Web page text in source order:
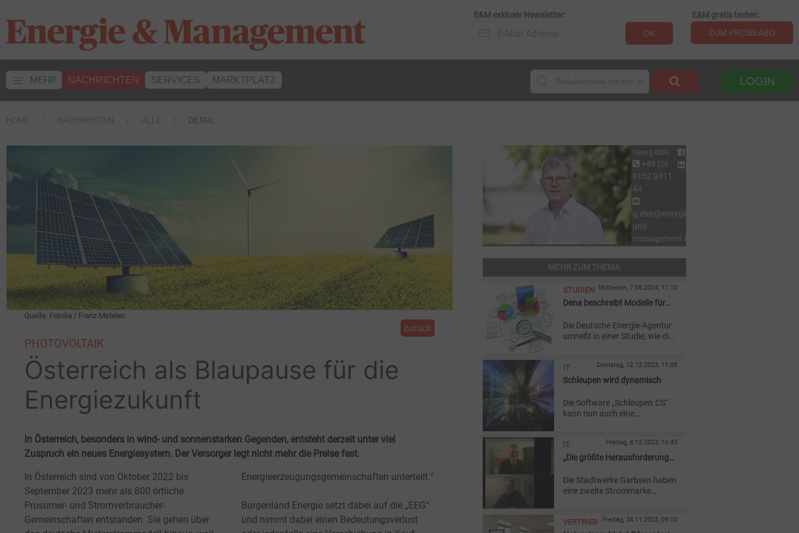
E&M exklusiv Newsletter:
OK
E&M gratis testen:
ZUM PROBEABO
MEHR NACHRICHTEN SERVICES MARKTPLATZ LOGIN
DETAIL
Quelle: Fotolia / Franz Metelec
zurück
PHOTOVOLTAIK
Österreich als Blaupause für die
Energiezukunft
In Österreich, besonders in wind- und sonnenstarken Gegenden, entsteht derzeit unter viel
Zuspruch ein neues Energiesystem. Der Versorger legt nicht mehr die Preise fest.
In Österreich sind von Oktober 2022 bis
September 2023 mehr als 800 örtliche
Prosumer- und Stromverbraucher-
Gemeinschaften entstanden. Sie gehen über
Energieerzeugungsgemeinschaften unterteilt.“
Burgenland Energie setzt dabei auf die „EEG“
und nimmt dabei einen Bedeutungsverlust
Georg Eble
+49 (0)
8152 9311
44
g.eble@energie-
und-
management.de
MEHR ZUM THEMA
STUDIEN Mittwoch, 7.08.2024, 17:10
Dena beschreibt Modelle für
Die Deutsche Energie-Agentur
umreißt in einer Studie, wie die
Datenaustausch beim Energy
Sharing aufgebaut sein
IT Dienstag, 12.12.2023, 11:08
Schleupen wird dynamisch
Die Software „Schleupen.CS“
kann nun auch eine
mit. Damit sind dynamisch
Tarife möglich.
IT Freitag, 8.12.2023, 16:43
„Die größte Herausforderung
Die Stadtwerke Garbsen haben
eine zweite Strommarke
angeschafft wurde. Warum
VERTRIEB Freitag, 24.11.2023, 09:10